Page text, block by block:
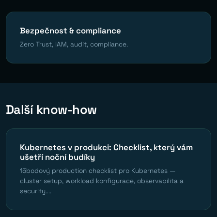
Bezpečnost & compliance
Zero Trust, IAM, audit, compliance.
Další know-how
Kubernetes v produkci: Checklist, který vám
ušetří noční budíky
15bodový production checklist pro Kubernetes —
cluster setup, workload konfigurace, observabilita a
security....